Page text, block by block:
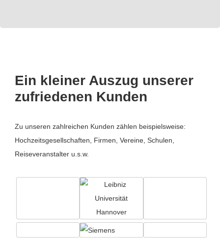
Ein kleiner Auszug unserer
zufriedenen Kunden
Zu unseren zahlreichen Kunden zählen beispielsweise:
Hochzeitsgesellschaften, Firmen, Vereine, Schulen,
Reiseveranstalter u.s.w.